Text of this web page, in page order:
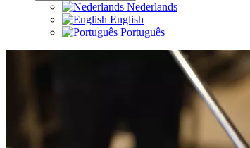
Nederlands
English
Português